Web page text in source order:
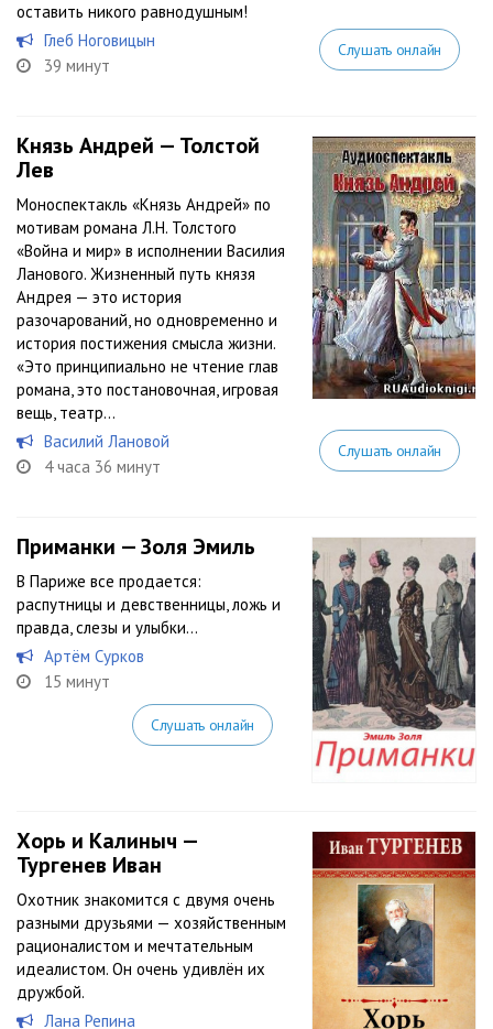
оставить никого равнодушным!
Глеб Ноговицын
39 минут
Слушать онлайн
Князь Андрей — Толстой
Лев
Моноспектакль «Князь Андрей» по
мотивам романа Л.Н. Толстого
«Война и мир» в исполнении Василия
Ланового. Жизненный путь князя
Андрея — это история
разочарований, но одновременно и
история постижения смысла жизни.
«Это принципиально не чтение глав
романа, это постановочная, игровая
вещь, театр...
Василий Лановой
4 часа 36 минут
Слушать онлайн
Приманки — Золя Эмиль
В Париже все продается:
распутницы и девственницы, ложь и
правда, слезы и улыбки…
Артём Сурков
15 минут
Слушать онлайн
Хорь и Калиныч —
Тургенев Иван
Охотник знакомится с двумя очень
разными друзьями — хозяйственным
рационалистом и мечтательным
идеалистом. Он очень удивлён их
дружбой.
Лана Репина